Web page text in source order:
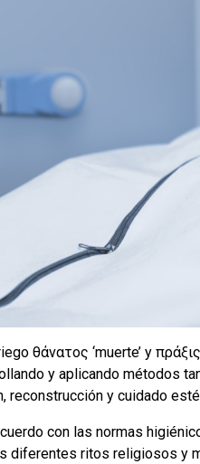
θάνατος ‘muerte’ y
y aplicando métodos
reconstrucción y cuidado
con las normas
diferentes ritos religiosos y